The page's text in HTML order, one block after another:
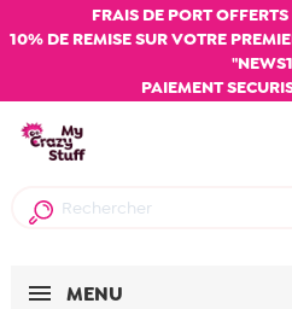
FRAIS DE PORT
10% DE REMISE SUR VOTRE
PAIEMENT
MENU